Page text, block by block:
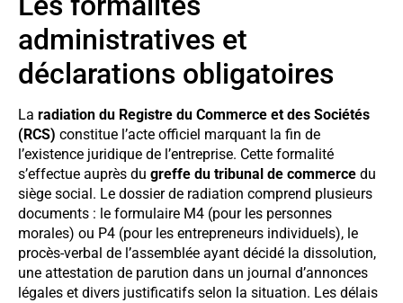
administratives et
déclarations obligatoires
La radiation du Registre du Commerce et des Sociétés
(RCS) constitue l’acte officiel marquant la fin de
l’existence juridique de l’entreprise. Cette formalité
s’effectue auprès du greffe du tribunal de commerce du
siège social. Le dossier de radiation comprend plusieurs
documents : le formulaire M4 (pour les personnes
morales) ou P4 (pour les entrepreneurs individuels), le
procès-verbal de l’assemblée ayant décidé la dissolution,
une attestation de parution dans un journal d’annonces
légales et divers justificatifs selon la situation. Les délais